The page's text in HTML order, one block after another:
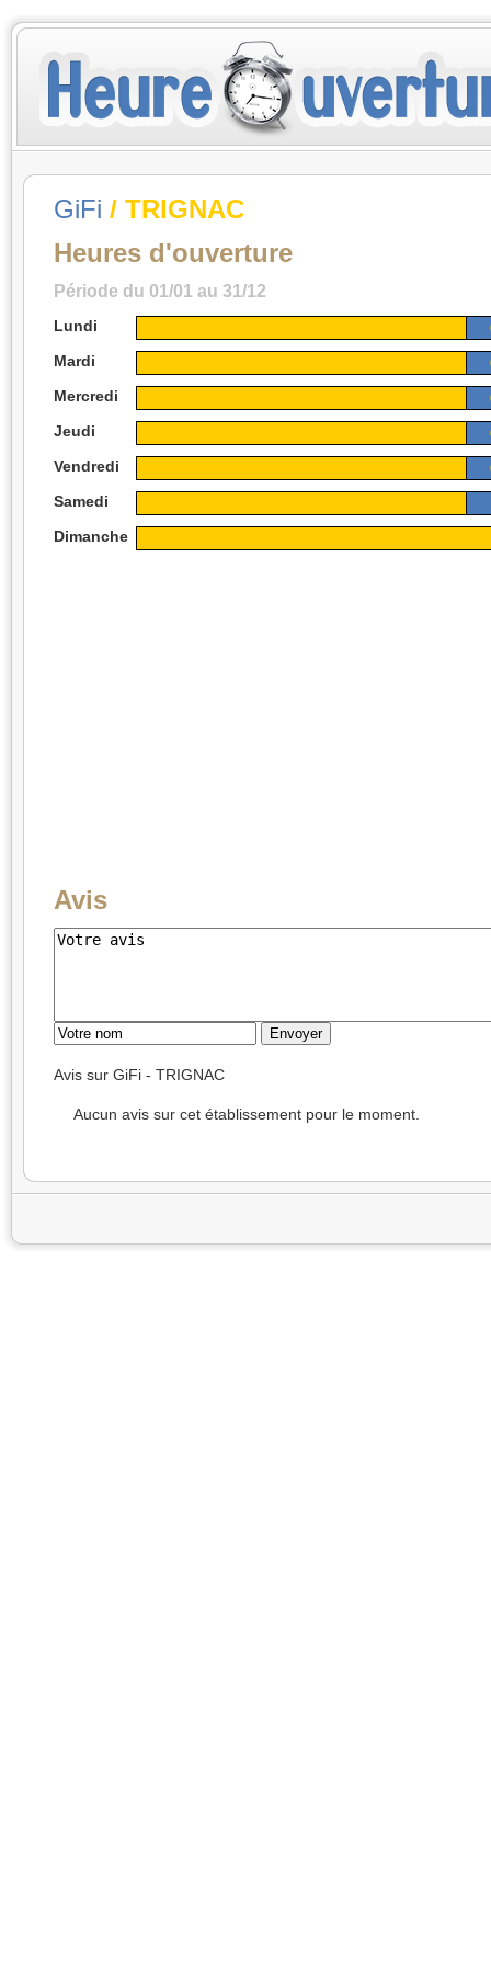
GiFi / TRIGNAC
Heures d'ouverture
Période du 01/01 au 31/12
Lundi
Mardi
Mercredi
Jeudi
Vendredi
Samedi
Dimanche
Avis
Avis sur GiFi - TRIGNAC
Aucun avis sur cet établissement pour le moment.